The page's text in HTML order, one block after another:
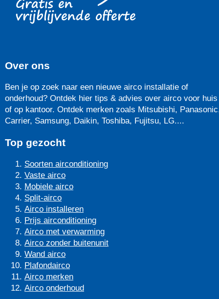
Over ons
Ben je op zoek naar een nieuwe airco installatie of
onderhoud? Ontdek hier tips & advies over airco voor huis
of op kantoor. Ontdek merken zoals Mitsubishi,
Carrier, Samsung, Daikin, Toshiba, Fujitsu, LG....
Top gezocht
Soorten airconditioning
Vaste airco
Mobiele airco
Split-airco
Airco installeren
Prijs airconditioning
Airco met verwarming
Airco zonder buitenunit
Wand airco
Plafondairco
Airco merken
Airco onderhoud